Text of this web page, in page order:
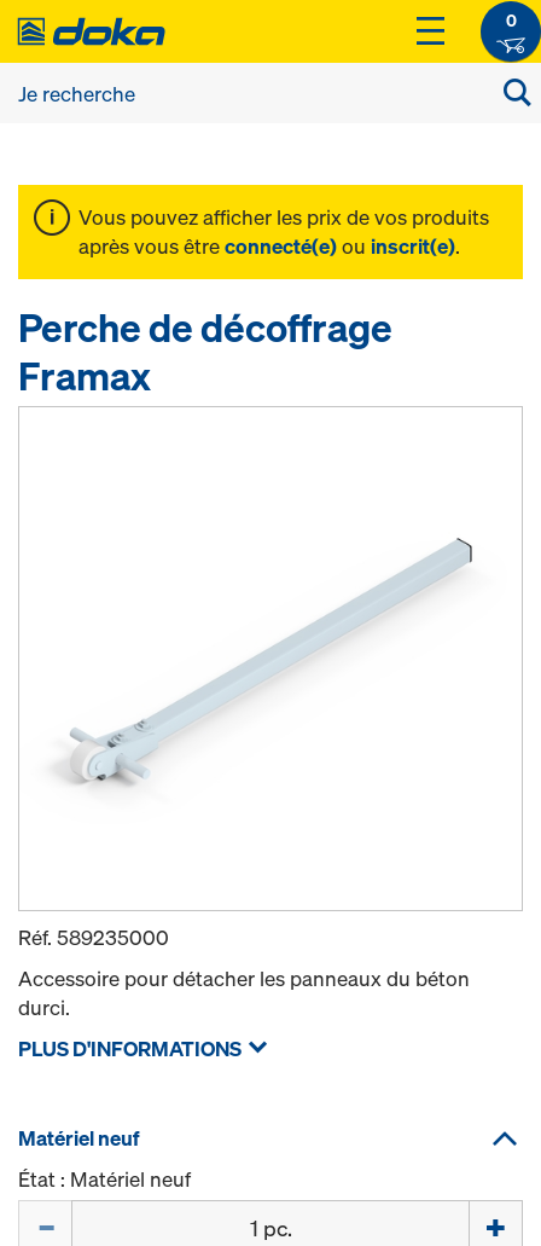
0
Vous pouvez afficher les prix de vos produits
après vous êtreconnecté(e)ou inscrit(e).
Perche de décoffrage
Framax
Réf. 589235000
Accessoire pour détacher les panneaux du béton
durci.
PLUS D'INFORMATIONS
Matériel neuf
État : Matériel neuf